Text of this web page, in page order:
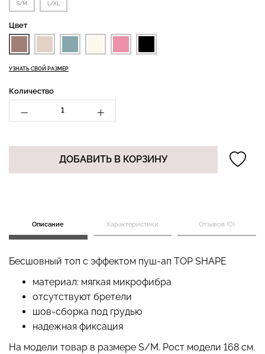
S/M L/XL
Цвет
УЗНАТЬ СВОЙ РАЗМЕР
Количество
ДОБАВИТЬ В КОРЗИНУ
Описание Характеристики Отзывов (0)
Бесшовный топ с эффектом пуш-ап TOP SHAPE
материал: мягкая микрофибра
отсутствуют бретели
шов-сборка под грудью
надежная фиксация
На модели товар в размере S/M. Рост модели 168 см.
Топ на бретелях в рубчик
CAMI TOP RIB black
Бесшовные стринги
STRING BRIEFS (черный)